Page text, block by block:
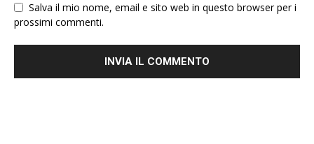
Salva il mio nome, email e sito web in questo browser per i
prossimi commenti.